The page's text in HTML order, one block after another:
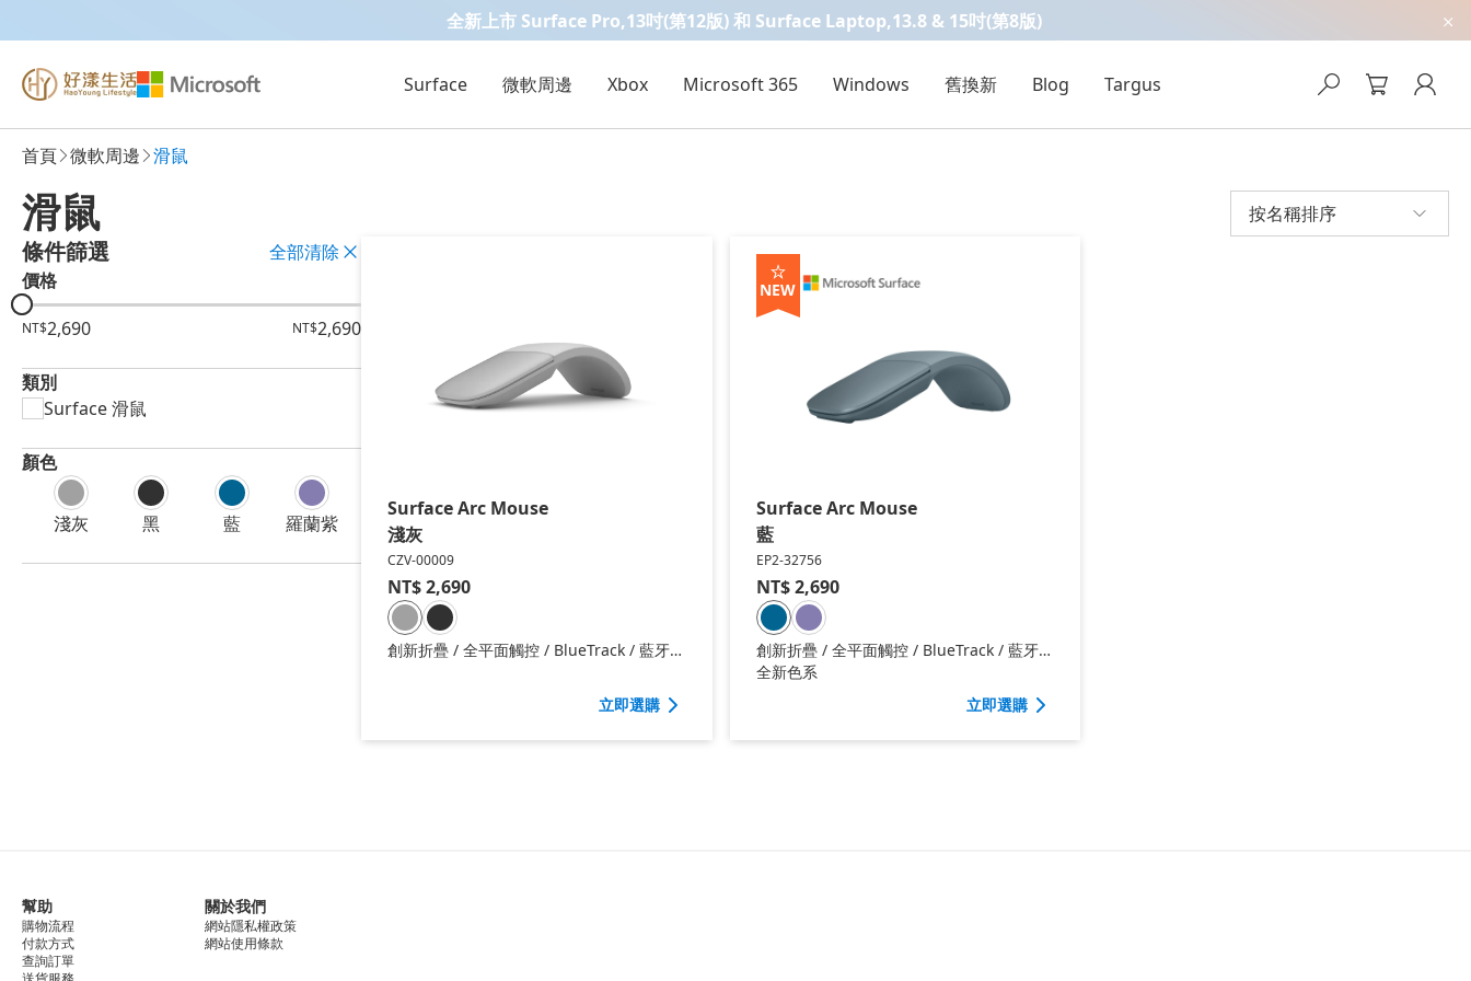
全新上市 Surface Pro,13吋(第12版) 和 Surface Laptop,13.8 & 15吋(第8版)
Surface 微軟周邊 Xbox Microsoft 365 Windows 舊換新 Blog Targus
首頁 微軟周邊 滑鼠
滑鼠 按名稱排序
條件篩選
全部清除
價格
NT$2,690 NT$2,690
類別
Surface 滑鼠
顏色
淺灰 黑 藍 羅蘭紫
Surface Arc Mouse
淺灰
CZV-00009
NT$2,690
創新折疊 / 全平面觸控 / BlueTrack / 藍牙
立即選購
NEW
Surface Arc Mouse
藍
EP2-32756
NT$2,690
創新折疊 / 全平面觸控 / BlueTrack / 藍牙
4.0
全新色系
立即選購
幫助
購物流程
付款方式
查詢訂單
關於我們
網站隱私權政策
網站使用條款